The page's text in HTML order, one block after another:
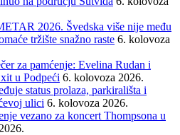
2026. Švedska više nije među
tržište snažno raste 6. kolovoza
za pamćenje: Evelina Rudan i
u Podpeći 6. kolovoza 2026.
status prolaza, parkirališta i
ulici 6. kolovoza 2026.
vezano za koncert Thompsona u